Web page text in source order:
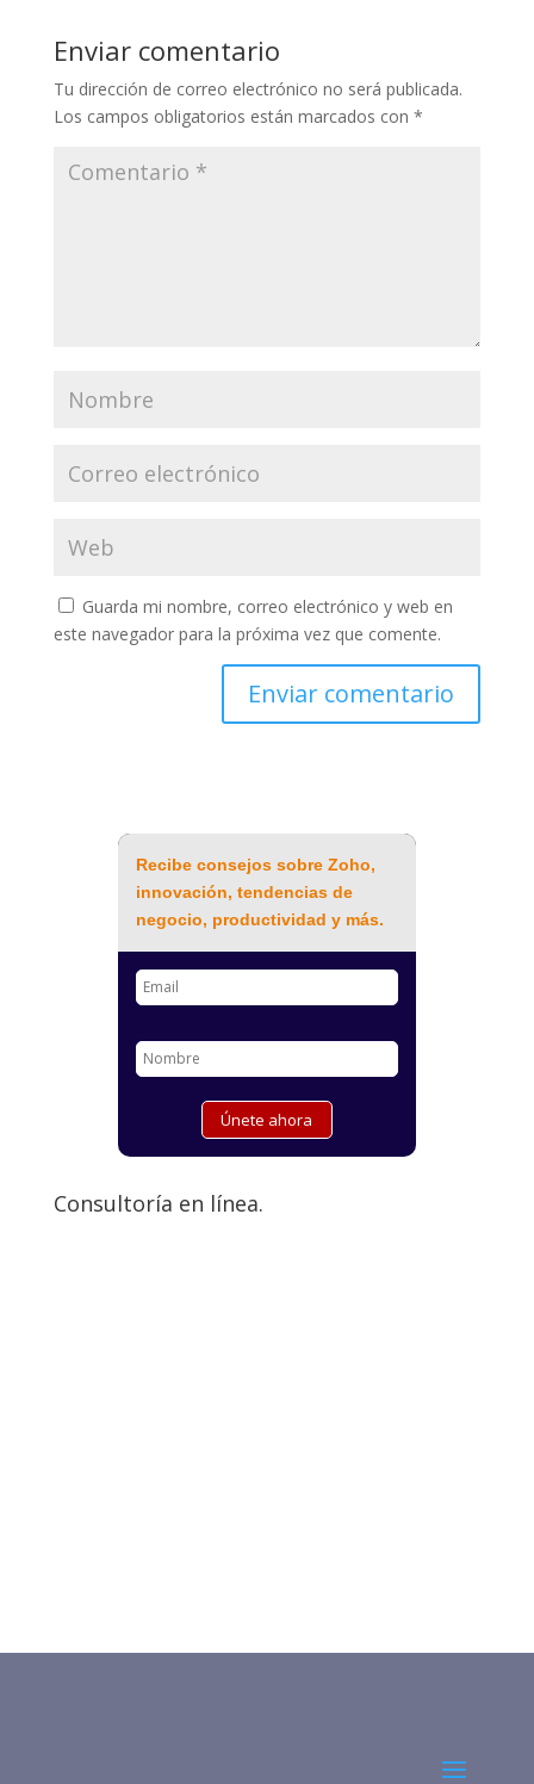
Enviar comentario
Tu dirección de correo electrónico no será publicada.
Los campos obligatorios están marcados con *
Guarda mi nombre, correo electrónico y web en
este navegador para la próxima vez que comente.
Recibe consejos sobre Zoho,
innovación, tendencias de
negocio, productividad y más.
Consultoría en línea.